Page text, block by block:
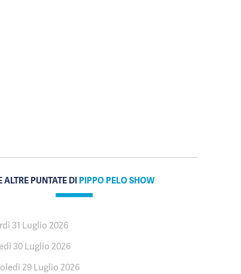
ALTRE PUNTATE DI PIPPO PELO SHOW
31 Luglio 2026
30 Luglio 2026
29 Luglio 2026